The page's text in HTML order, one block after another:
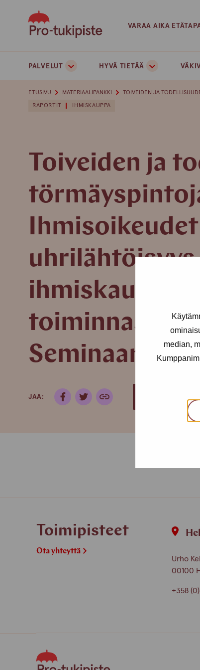
median,
VARAA AIKA
PALVELUT HYVÄ TIETÄÄ
ETUSIVU MATERIAALIPANKKI TOIVEIDEN JA
RAPORTIT IHMISKAUPPA
Toiveiden ja
uhrilähtöisyys
ihmiskaupan
toiminnassa.
JAA:
Toimipisteet
Ota yhteyttä
Urho
00100
+358